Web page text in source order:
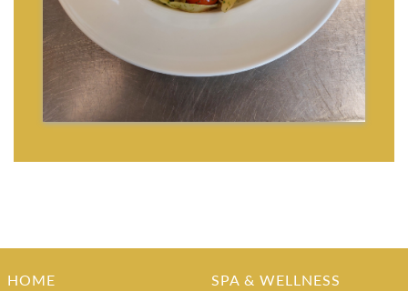
HOME SPA & WELLNESS